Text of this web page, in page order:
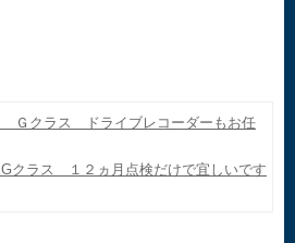
Ｇクラス ドライブレコーダーもお任
クラス １２ヵ月点検だけで宜しいです